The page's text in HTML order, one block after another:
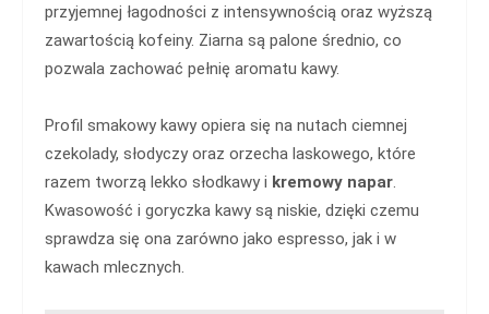
przyjemnej łagodności z intensywnością oraz wyższą
zawartością kofeiny. Ziarna są palone średnio, co
pozwala zachować pełnię aromatu kawy.
Profil smakowy kawy opiera się na nutach ciemnej
czekolady, słodyczy oraz orzecha laskowego, które
razem tworzą lekko słodkawy i kremowy napar.
Kwasowość i goryczka kawy są niskie, dzięki czemu
sprawdza się ona zarówno jako espresso, jak i w
kawach mlecznych.